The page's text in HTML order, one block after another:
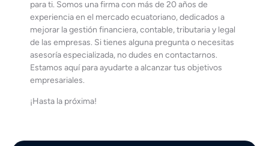
para ti. Somos una firma con más de 20 años de
experiencia en el mercado ecuatoriano, dedicados a
mejorar la gestión financiera, contable, tributaria y legal
de las empresas. Si tienes alguna pregunta o necesitas
asesoría especializada, no dudes en contactarnos.
Estamos aquí para ayudarte a alcanzar tus objetivos
empresariales.
¡Hasta la próxima!